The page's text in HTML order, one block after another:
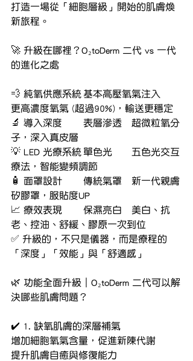
打造一場從「細胞層級」開始的肌膚煥
新旅程。
🚀 升級在哪裡？O₂toDerm 二代 vs 一代
的進化之處
💨 純氧供應系統	基本高壓氧氣注入
更高濃度氧氣 (超過90%)，輸送更穩定
🔬 導入深度	表層滲透	超微粒氧分
子，深入真皮層
💡 LED 光療系統	單色光	五色光交互
療法，智能變頻調節
🧴 面罩設計	傳統氣罩	新一代親膚
矽膠罩，服貼度UP
📈 療效表現	保濕亮白	美白、抗
老、控油、舒緩、膠原一次到位
✅ 升級的，不只是儀器，而是療程的
「深度」「效能」與「舒適感」
🌿 功能全面升級｜O₂toDerm 二代可以解
決哪些肌膚問題？
✔️ 1. 缺氧肌膚的深層補氣
增加細胞氧氣含量，促進新陳代謝
提升肌膚自癒與修復能力